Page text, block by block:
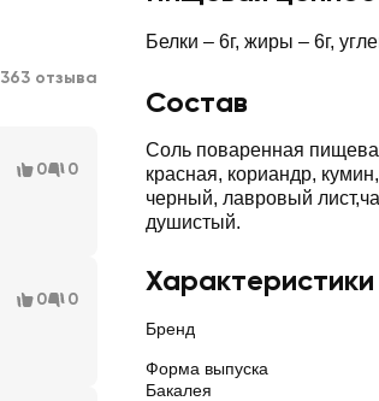
Белки – 6г, жиры – 6г,
Состав
Соль поваренная
красная, кориандр,
черный, лавровый
душистый.
Характеристики
Бренд
Форма выпуска
Бакалея
363 отзыва
0 0
0 0